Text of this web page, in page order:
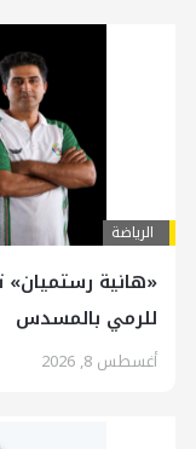
الرياضة
للرمي بالمسدس
أغسطس 8, 2026